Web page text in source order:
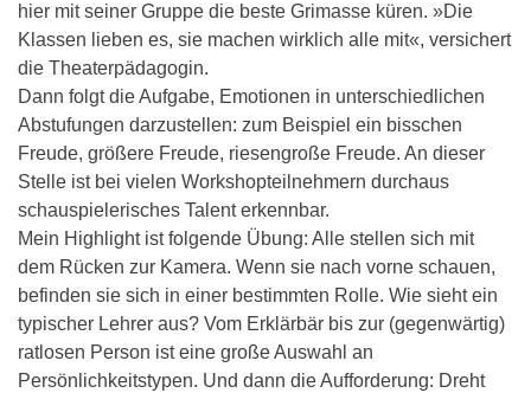
hier mit seiner Gruppe die beste Grimasse küren. »Die
Klassen lieben es, sie machen wirklich alle mit«, versichert
die Theaterpädagogin.
Dann folgt die Aufgabe, Emotionen in unterschiedlichen
Abstufungen darzustellen: zum Beispiel ein bisschen
Freude, größere Freude, riesengroße Freude. An dieser
Stelle ist bei vielen Workshopteilnehmern durchaus
schauspielerisches Talent erkennbar.
Mein Highlight ist folgende Übung: Alle stellen sich mit
dem Rücken zur Kamera. Wenn sie nach vorne schauen,
befinden sie sich in einer bestimmten Rolle. Wie sieht ein
typischer Lehrer aus? Vom Erklärbär bis zur (gegenwärtig)
ratlosen Person ist eine große Auswahl an
Persönlichkeitstypen. Und dann die Aufforderung: Dreht